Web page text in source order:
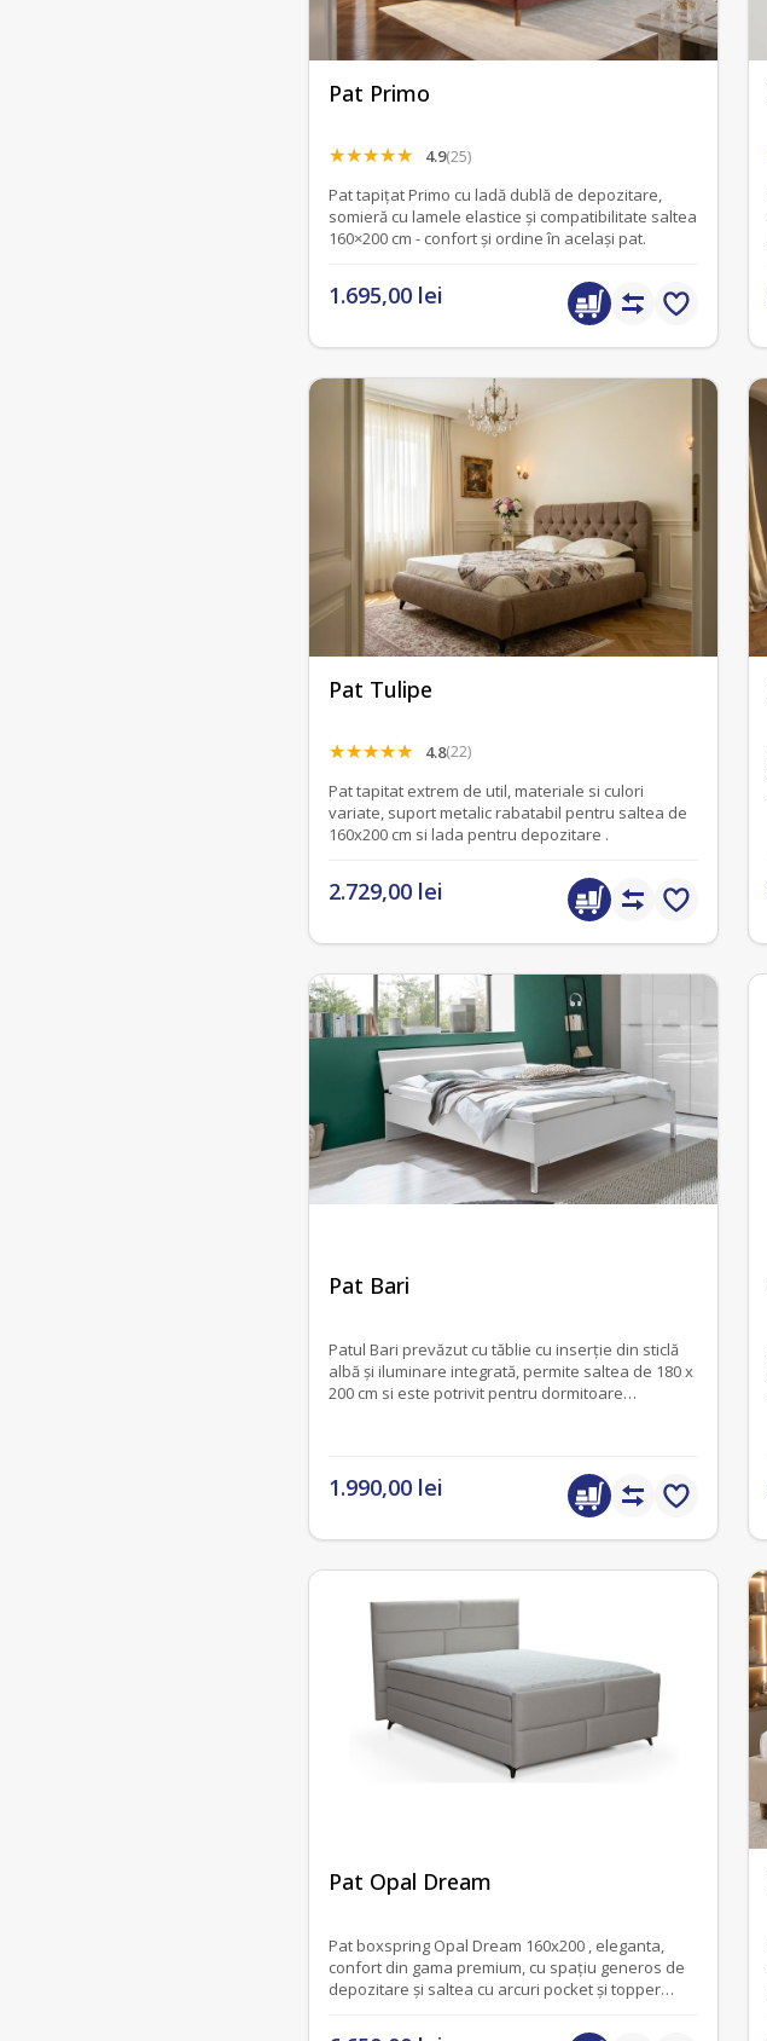
Pat Primo
4.9(25)
Pat tapițat Primo cu ladă dublă de depozitare,
somieră cu lamele elastice și compatibilitate saltea
160×200 cm - confort și ordine în același pat.
1.695,00 lei
Pat Tulipe
4.8(22)
Pat tapitat extrem de util, materiale si culori
variate, suport metalic rabatabil pentru saltea de
160x200 cm si lada pentru depozitare .
2.729,00 lei
Pat Bari
Patul Bari prevăzut cu tăblie cu inserție din sticlă
albă și iluminare integrată, permite saltea de 180 x
200 cm si este potrivit pentru dormitoare
1.990,00 lei
Pat Opal Dream
Pat boxspring Opal Dream 160x200 , eleganta,
confort din gama premium, cu spațiu generos de
depozitare și saltea cu arcuri pocket și topper
cm (confort de hotel, in fiecare noapte).